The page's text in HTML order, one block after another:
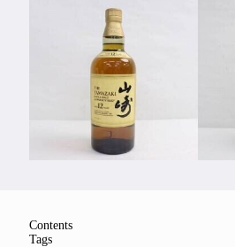
特集&連載記事
Feature
Series
Contents
Tags